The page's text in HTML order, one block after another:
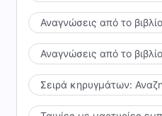
Αναγνώσεις από το
Αναγνώσεις από το
Σειρά κηρυγμάτων: